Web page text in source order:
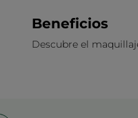
Beneficios
Descubre el